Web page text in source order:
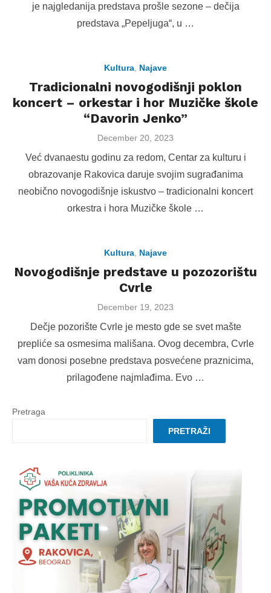
je najgledanija predstava prošle sezone – dečija
predstava „Pepeljuga“, u …
Kultura Najave
Tradicionalni novogodišnji poklon
koncert – orkestar i hor Muzičke škole
“Davorin Jenko”
Posted
December 20, 2023
Već dvanaestu godinu za redom, Centar za kulturu i
obrazovanje Rakovica daruje svojim sugrađanima
neobično novogodišnje iskustvo – tradicionalni koncert
orkestra i hora Muzičke škole …
Kultura Najave
Novogodišnje predstave u pozozorištu
Cvrle
Posted
December 19, 2023
Dečje pozorište Cvrle je mesto gde se svet mašte
prepliće sa osmesima mališana. Ovog decembra, Cvrle
vam donosi posebne predstava posvećene praznicima,
prilagođene najmlađima. Evo …
Pretraga
PRETRAŽI